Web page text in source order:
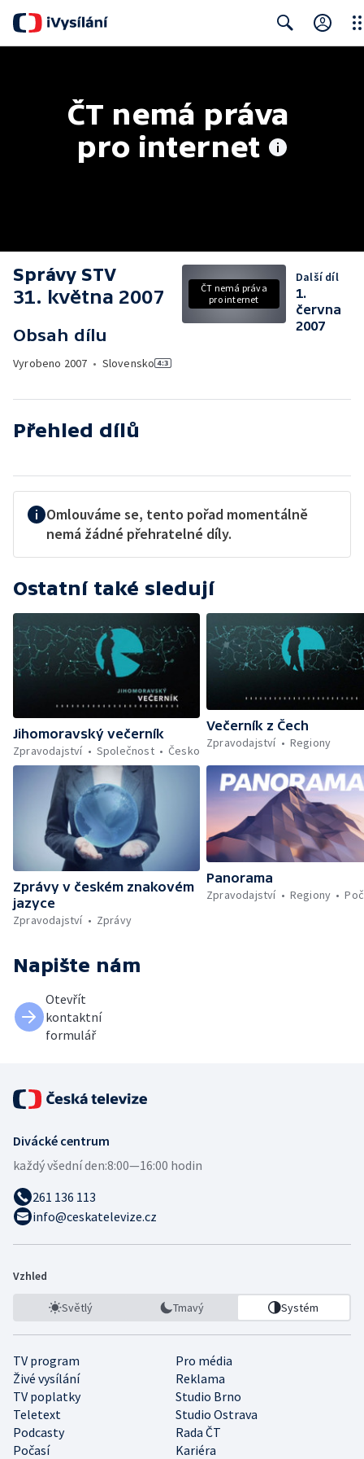
ČT nemá práva
pro internet
Správy STV
31. května 2007
Obsah dílu
Vyrobeno 2007 • Slovensko
ČT nemá práva
pro internet
Další díl
1.
června
2007
Přehled dílů
Omlouváme se, tento pořad momentálně
nemá žádné přehratelné díly.
Ostatní také sledují
Jihomoravský večerník
Zpravodajství
Společnost Česko
Večerník z Čech
Zpravodajství
Regiony
Zprávy v českém znakovém
jazyce
Zpravodajství
Zprávy
Panorama
Zpravodajství
Regiony
Napište nám
Otevřít
kontaktní
formulář
Divácké centrum
každý všední den:8:00—16:00 hodin
261 136 113
info@ceskatelevize.cz
Vzhled
Světlý Tmavý Systém
TV program
Pro média
Živé vysílání
Reklama
TV poplatky
Studio Brno
Teletext
Studio Ostrava
Podcasty
Rada ČT
Počasí
Kariéra